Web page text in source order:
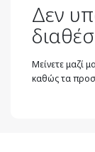
Δεν
Μείνετε μαζί
καθώς τα